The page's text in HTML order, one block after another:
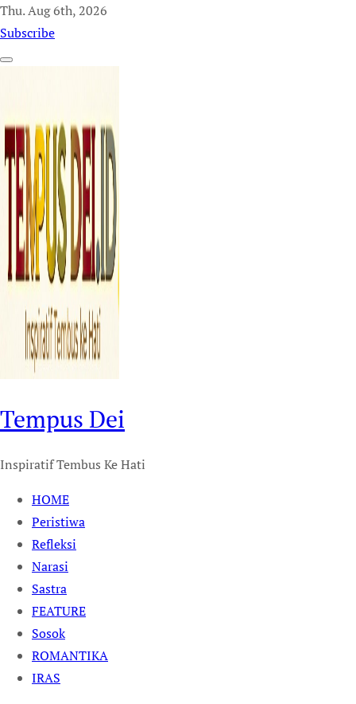
Thu. Aug 6th, 2026
Subscribe
Tempus Dei
Inspiratif Tembus Ke Hati
HOME
Peristiwa
Refleksi
Narasi
Sastra
FEATURE
Sosok
ROMANTIKA
IRAS